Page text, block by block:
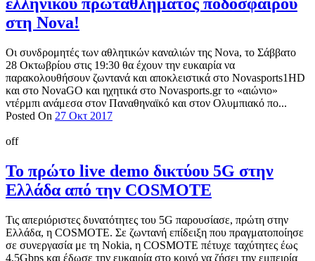
ελληνικού πρωταθλήματος ποδοσφαίρου
στη Nova!
Οι συνδρομητές των αθλητικών καναλιών της Nova, το Σάββατο
28 Οκτωβρίου στις 19:30 θα έχουν την ευκαιρία να
παρακολουθήσουν ζωντανά και αποκλειστικά στο Novasports1HD
και στο NovaGO και ηχητικά στο Novasports.gr το «αιώνιο»
ντέρμπι ανάμεσα στον Παναθηναϊκό και στον Ολυμπιακό πο...
Posted On 27 Οκτ 2017
off
Το πρώτο live demo δικτύου 5G στην
Ελλάδα από την COSMOTE
Τις απεριόριστες δυνατότητες του 5G παρουσίασε, πρώτη στην
Ελλάδα, η COSMOTE. Σε ζωντανή επίδειξη που πραγματοποίησε
σε συνεργασία με τη Nokia, η COSMOTE πέτυχε ταχύτητες έως
4,5Gbps και έδωσε την ευκαιρία στο κοινό να ζήσει την εμπειρία